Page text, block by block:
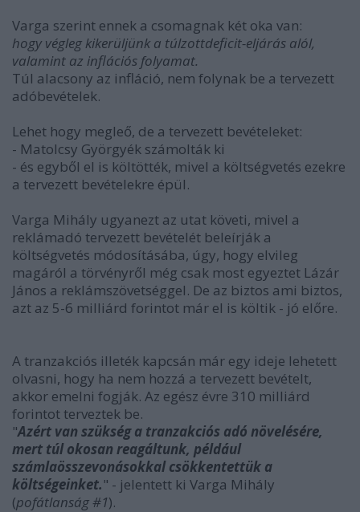
Varga szerint ennek a csomagnak két oka van:
hogy végleg kikerüljünk a túlzottdeficit-eljárás alól,
valamint az inflációs folyamat.
Túl alacsony az infláció, nem folynak be a tervezett
adóbevételek.
Lehet hogy megleő, de a tervezett bevételeket:
- Matolcsy Györgyék számolták ki
- és egyből el is költötték, mivel a költségvetés ezekre
a tervezett bevételekre épül.
Varga Mihály ugyanezt az utat követi, mivel a
reklámadó tervezett bevételét beleírják a
költségvetés módosításába, úgy, hogy elvileg
magáról a törvényről még csak most egyeztet Lázár
János a reklámszövetséggel. De az biztos ami biztos,
azt az 5-6 milliárd forintot már el is költik - jó előre.
A tranzakciós illeték kapcsán már egy ideje lehetett
olvasni, hogy ha nem hozzá a tervezett bevételt,
akkor emelni fogják. Az egész évre 310 milliárd
forintot terveztek be.
"Azért van szükség a tranzakciós adó növelésére,
mert túl okosan reagáltunk, például
számlaösszevonásokkal csökkentettük a
költségeinket." - jelentett ki Varga Mihály
(pofátlanság #1).